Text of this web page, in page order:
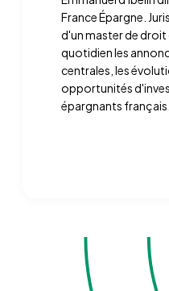
France Épargne.
d'un master de droit
quotidien les
centrales, les
opportunités
épargnants français.